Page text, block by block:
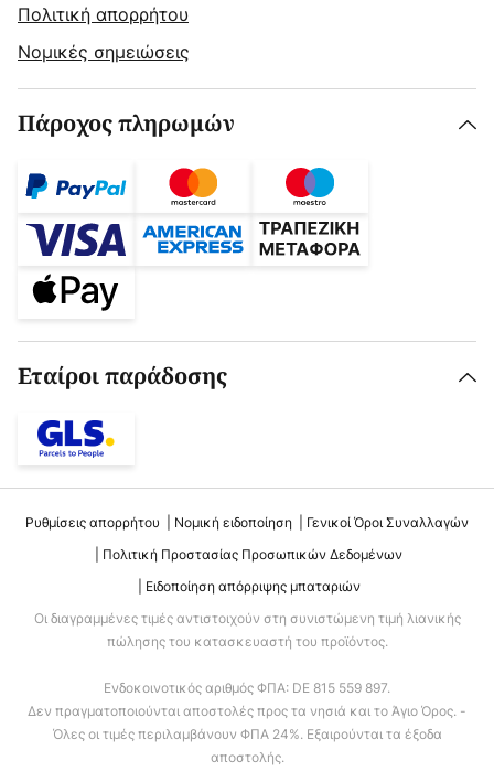
Πολιτική απορρήτου
Νομικές σημειώσεις
Πάροχος πληρωμών
Εταίροι παράδοσης
Ρυθμίσεις απορρήτου Νομική ειδοποίηση
Γενικοί Όροι Συναλλαγών
Πολιτική Προστασίας Προσωπικών Δεδομένων
Ειδοποίηση απόρριψης μπαταριών
Οι διαγραμμένες τιμές αντιστοιχούν στη συνιστώμενη τιμή λιανικής
πώλησης του κατασκευαστή του προϊόντος.
Ενδοκοινοτικός αριθμός ΦΠΑ: DE 815 559 897.
Δεν πραγματοποιούνται αποστολές προς τα νησιά και το Άγιο Όρος. -
Όλες οι τιμές περιλαμβάνουν ΦΠΑ 24%. Εξαιρούνται τα έξοδα
αποστολής.